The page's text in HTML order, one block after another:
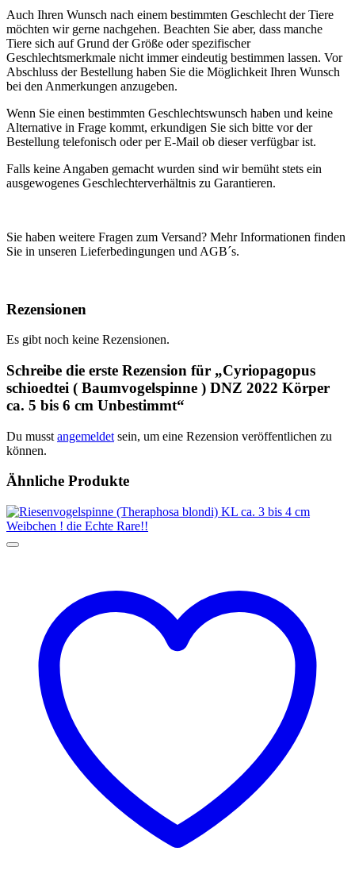
Auch Ihren Wunsch nach einem bestimmten Geschlecht der Tiere
möchten wir gerne nachgehen. Beachten Sie aber, dass manche
Tiere sich auf Grund der Größe oder spezifischer
Geschlechtsmerkmale nicht immer eindeutig bestimmen lassen. Vor
Abschluss der Bestellung haben Sie die Möglichkeit Ihren Wunsch
bei den Anmerkungen anzugeben.
Wenn Sie einen bestimmten Geschlechtswunsch haben und keine
Alternative in Frage kommt, erkundigen Sie sich bitte vor der
Bestellung telefonisch oder per E-Mail ob dieser verfügbar ist.
Falls keine Angaben gemacht wurden sind wir bemüht stets ein
ausgewogenes Geschlechterverhältnis zu Garantieren.
Sie haben weitere Fragen zum Versand? Mehr Informationen finden
Sie in unseren Lieferbedingungen und AGB´s.
Rezensionen
Es gibt noch keine Rezensionen.
Schreibe die erste Rezension für „Cyriopagopus
schioedtei ( Baumvogelspinne ) DNZ 2022 Körper
ca. 5 bis 6 cm Unbestimmt“
Du musst angemeldet sein, um eine Rezension veröffentlichen zu
können.
Ähnliche Produkte